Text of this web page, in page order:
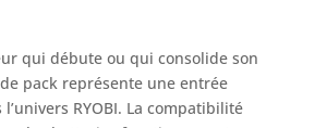
la plateforme
RYOBI One+,
assurant une
compatibilité
qui débute ou qui consolide son
pack représente une entrée
RYOBI. La compatibilité